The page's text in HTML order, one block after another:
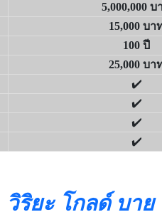
5,000,000 บ
15,000 บา
100 ปี
25,000 บา
✔️
✔️
✔️
✔️
วิริยะ โกลด์ บาย